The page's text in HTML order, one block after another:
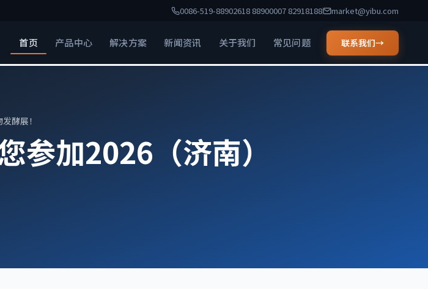
0086-519-88902618 88900007 82918188 market@yibu.com
首页 产品中心 解决方案 新闻资讯 关于我们 常见问题 联系我们→
酵展！
参加2026（济南）